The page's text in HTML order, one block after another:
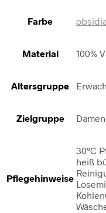
Farbe
Material 100%
Altersgruppe
Zielgruppe Damen
Pflegehinweise
30°C
heiß